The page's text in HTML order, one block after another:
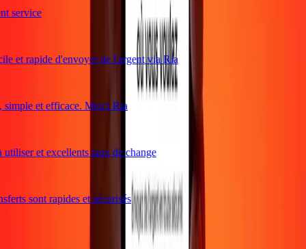
service
et rapide d'envoyer de l'argent via Ria
et efficace. Merci Ria
et excellents taux de change
sont rapides et sécurisés